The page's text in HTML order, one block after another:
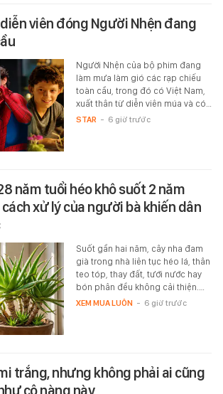
viên đóng Người Nhện đang
Người Nhện của bộ phim đang
làm mưa làm gió các rạp chiếu
toàn cầu, trong đó có Việt Nam,
xuất thân từ diễn viên múa và có…
STAR - 6 giờ trước
năm tuổi héo khô suốt 2 năm
xử lý của người bà khiến dân
Suốt gần hai năm, cây nha đam
già trong nhà liên tục héo lá, thân
teo tóp, thay đất, tưới nước hay
bón phân đều không cải thiện.…
XEM MUA LUÔN - 6 giờ trước
trắng, nhưng không phải ai cũng